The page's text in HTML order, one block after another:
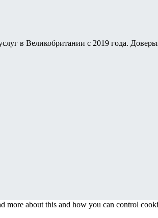
в Великобритании с 2019 года.
more about this and how you can control